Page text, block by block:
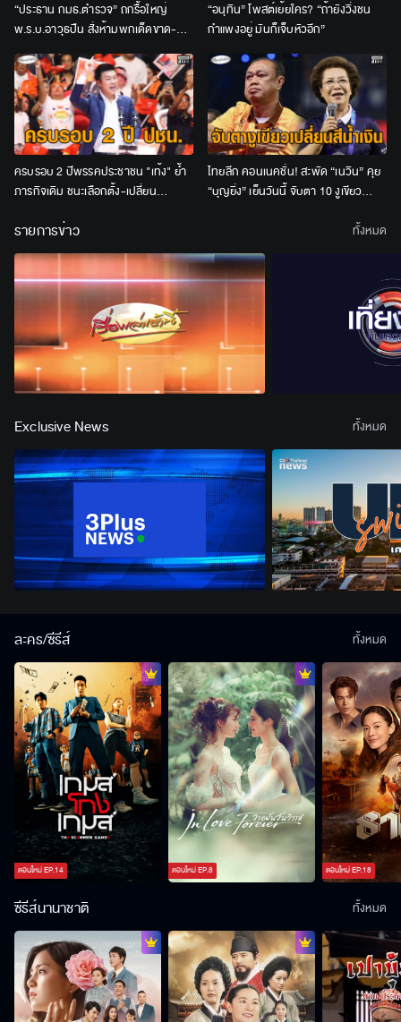
“ประธาน กมธ.ตำรวจ” ถกรื้อใหญ่
พ.ร.บ.อาวุธปืน สั่งห้ามพกเด็ดขาด-
เจ้าของปืนต้องร่วมรับโทษด้วย
“อนุทิน” โพสต์เย้ยใคร? “ถ้ายังวิ่งชน
กำแพงอยู่ มันก็เจ็บหัวอีก”
ครบรอบ 2 ปีพรรคประชาชน "เท้ง" ย้ำ
ภารกิจเดิม ชนะเลือกตั้ง-เปลี่ยน
ไทยลีก คอนเนคชั่น! สะพัด “เนวิน” คุย
“บุญยิ่ง” เย็นวันนี้ จับตา 10 งูเขียว
รายการข่าว ทั้งหมด
Exclusive News ทั้งหมด
ละคร/ซีรีส์
ตอนใหม่EP.14 ตอนใหม่EP.8 ตอนใหม่EP.18
ทั้งหมด
ซีรีส์นานาชาติ ทั้งหมด